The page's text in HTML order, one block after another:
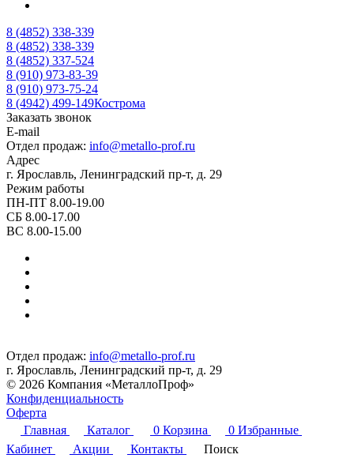
8 (4852) 338-339
8 (4852) 338-339
8 (4852) 337-524
8 (910) 973-83-39
8 (910) 973-75-24
8 (4942) 499-149Кострома
Заказать звонок
E-mail
Отдел продаж: info@metallo-prof.ru
Адрес
г. Ярославль, Ленинградский пр-т, д. 29
Режим работы
ПН-ПТ 8.00-19.00
СБ 8.00-17.00
ВС 8.00-15.00
Отдел продаж: info@metallo-prof.ru
г. Ярославль, Ленинградский пр-т, д. 29
© 2026 Компания «МеталлоПроф»
Конфиденциальность
Оферта
Главная
Каталог 0 Корзина 0 Избранные
Кабинет
Акции Контакты Поиск